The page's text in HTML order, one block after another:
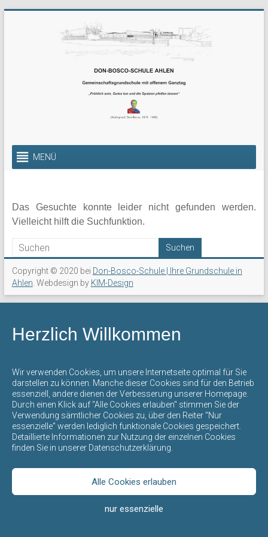
Herzlich Willkommen
Wir verwenden Cookies, um unsere Internetseite optimal für Sie
darstellen zu können. Manche dieser Cookies sind für den Betrieb
essenziell, andere dienen der Verbesserung unserer Homepage.
Durch einen Klick auf "Alle Cookies erlauben" stimmen Sie der
Verwendung sämtlicher Cookies zu, über den Reiter "Nur
essenzielle" werden lediglich funktionale Cookies gespeichert.
Detaillierte Informationen zur Nutzung der einzelnen Cookies
finden Sie in unserer Datenschutzerklärung.
Alle Cookies erlauben
nur essenzielle
mit
Ganztag
Gemeinschafts-
Grundschule
mit
offenem
für
Bildung
und
Erziehung
durch
die
gegenseitige
Achtung
verschiedenen
MENÜ
Das Gesuchte konnte leider nicht gefunden werden.
Vielleicht hilft die Suchfunktion.
Copyright © 2020 bei Don-Bosco-Schule | Ihre Grundschule in
Ahlen . Webdesign by KIM-Design